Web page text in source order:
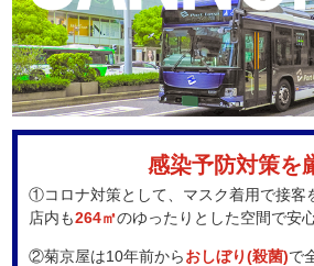
感染予防対策を
①コロナ対策として、マスク着用で接客
店内も264㎡のゆったりとした空間で安
②菊京屋は10年前からおしぼり(殺菌)で